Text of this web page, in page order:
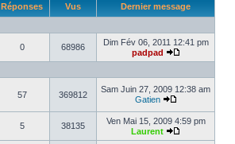
Réponses Vus Dernier message
0 68986
Dim Fév 06, 2011 12:41 pm
padpad
57 369812
Sam Juin 27, 2009 12:38 am
Gatien
5 38135
Ven Mai 15, 2009 4:59 pm
Laurent